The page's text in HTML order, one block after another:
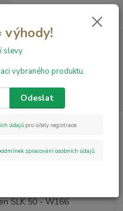
0,00 Kč
SLK 50 - W166
SLK 50 -
výhody!
slevy
vybraného produktu.
Odeslat
údajů pro účely registrace.
zpracování osobních údajů.